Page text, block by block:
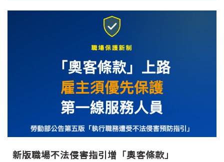
新版職場不法侵害指引增「奧客條款」